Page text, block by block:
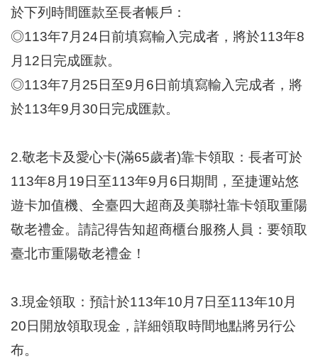
市
區
里
說
臺
北
長
冊
於下列時間匯款至長者帳戶：
◎113年7月24日前填寫輸入完成者，將於113年8
月12日完成匯款。
◎113年7月25日至9月6日前填寫輸入完成者，將
於113年9月30日完成匯款。
2.敬老卡及愛心卡(滿65歲者)靠卡領取：長者可於
113年8月19日至113年9月6日期間，至捷運站悠
遊卡加值機、全臺四大超商及美聯社靠卡領取重陽
敬老禮金。請記得告知超商櫃台服務人員：要領取
臺北市重陽敬老禮金！
3.現金領取：預計於113年10月7日至113年10月
20日開放領取現金，詳細領取時間地點將另行公
布。